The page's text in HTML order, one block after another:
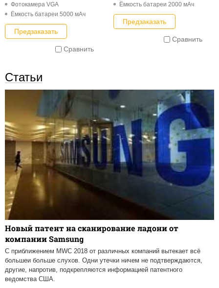
Фотокамера VGA
Ёмкость батареи 5000 мАч
Предзаказать
Сравнить
Ёмкость батареи 2000 мАч
Предзаказать
Сравнить
Статьи
Новый патент на сканирование ладони от
компании Samsung
С приближением MWC 2018 от различных компаний вытекает всё
большеи больше слухов. Одни утечки ничем не подтверждаются,
другие, напротив, подкрепляются информацией патентного
ведомства США.